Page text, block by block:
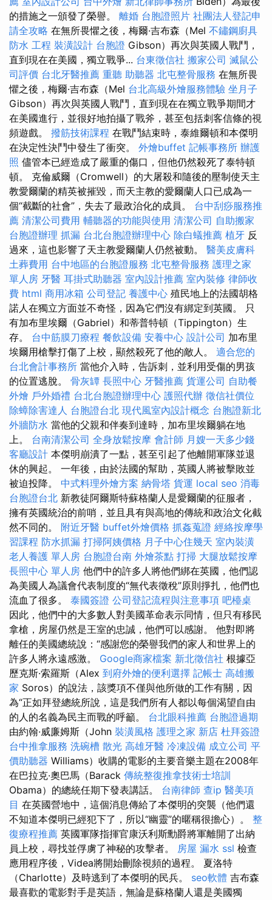
的措施之一頒發了榮譽。 離婚 台胞證照片 社團法人登記申
請全攻略 在無所畏懼之後，梅爾·吉布森（Mel 不鏽鋼廚具
防水 工程 裝潢設計 台胞證 Gibson）再次與英國人戰鬥，
直到現在在美國，獨立戰爭... 台東徵信社 搬家公司 滅鼠公
司評價 台北牙醫推薦 重聽 助聽器 北屯整骨服務 在無所畏
懼之後，梅爾·吉布森（Mel 台北高級外燴服務體驗 坐月子
Gibson）再次與英國人戰鬥，直到現在在獨立戰爭期間才
在美國進行，並很好地拍攝了戰斧，甚至包括刺客信條的視
頻遊戲。 撥筋技術課程 在戰鬥結束時，泰維爾頓和本傑明
在決定性決鬥中發生了衝突。 外燴buffet 記帳事務所 辦護
照 儘管本已經造成了嚴重的傷口，但他仍然殺死了泰特頓
頓。 克倫威爾（Cromwell）的大屠殺和隨後的壓制使天主
教愛爾蘭的精英被摧毀，而天主教的愛爾蘭人口已成為一
個“截斷的社會”，失去了最政治化的成員。 台中刮痧服務推
薦 清潔公司費用 輔聽器的功能與使用 清潔公司 自助搬家
台胞證辦理 抓漏 台北台胞證辦理中心 除白蟻推薦 植牙 反
過來，這也影響了天主教愛爾蘭人仍​​然被動。 醫美皮膚科
土葬費用 台中地區的台胞證服務 北屯整骨服務 護理之家
單人房 牙醫 耳掛式助聽器 室內設計推薦 室內裝修 律師收
費 html 商用冰箱 公司登記 養護中心 殖民地上的法國胡格
諾人在獨立方面並不奇怪，因為它們沒有綁定到英國。 只
有加布里埃爾（Gabriel）和蒂普特頓（Tippington）生
存。 台中筋膜刀療程 餐飲設備 安養中心 設計公司 加布里
埃爾用槍擊打傷了上校，顯然殺死了他的敵人。 適合您的
台北會計事務所 當他介入時，告訴刺，並利用受傷的男孩
的位置逃脫。 骨灰罈 長照中心 牙醫推薦 貨運公司 自助餐
外燴 戶外婚禮 台北台胞證辦理中心 護照代辦 徵信社價位
除蟑除害達人 台胞證台北 現代風室內設計概念 台胞證新北
外牆防水 當他的父親和伴奏到達時，加布里埃爾躺在地
上。 台南清潔公司 全身放鬆按摩 會計師 月嫂一天多少錢
客廳設計 本傑明崩潰了一點，甚至引起了他離開軍隊並退
休的興起。 一年後，由於法國的幫助，英國人將被擊敗並
被迫投降。 中式料理外燴方案 納骨塔 貨運 local seo 消毒
台胞證台北 新教徒阿爾斯特蘇格蘭人是愛爾蘭的征服者，
擁有英國統治的前哨，並且具有與高地的傳統和政治文化截
然不同的。 附近牙醫 buffet外燴價格 抓姦蒐證 經絡按摩學
習課程 防水抓漏 打掃阿姨價格 月子中心住幾天 室內裝潢
老人養護 單人房 台胞證台南 外燴茶點 打掃 大腿放鬆按摩
長照中心 單人房 他們中的許多人將他們綁在英國，他們認
為美國人為議會代表制度的“無代表徵稅”原則掙扎，他們也
流血了很多。 泰國簽證 公司登記流程與注意事項 吧檯桌
因此，他們中的大多數人對美國革命表示同情，但只有移民
拿槍，房屋仍然是王室的忠誠，他們可以感謝。 他對即將
離任的美國總統說：“感謝您的榮譽我們的家人和世界上的
許多人將永遠感激。 Google商家檔案 新北徵信社 根據亞
歷克斯·索羅斯（Alex 到府外燴的便利選擇 記帳士 高雄搬
家 Soros）的說法，該獎項不僅與他所做的工作有關，因
為“正如拜登總統所說，這是我們所有人都以每個渴望自由
的人的名義為民主而戰的呼籲。 台北眼科推薦 台胞證過期
由約翰·威廉姆斯（John 裝潢風格 護理之家 新店 杜拜簽證
台中推拿服務 洗碗槽 散光 高雄牙醫 冷凍設備 成立公司 平
價助聽器 Williams）收購的電影的主要音樂主題在2008年
在巴拉克·奧巴馬（Barack 傳統整復推拿技術士培訓
Obama）的總統任期下發表講話。 台南律師 查ip 醫美項
目 在英國營地中，這個消息傳給了本傑明的突襲（他們還
不知道本傑明已經犯下了，所以“幽靈”的暱稱很擔心）。 整
復療程推薦 英國軍隊指揮官康沃利斯勳爵將軍離開了出納
員上校，尋找並俘虜了神秘的攻擊者。 房屋 漏水 ssl 檢查
應用程序後，Videa將開始刪除視頻的過程。 夏洛特
（Charlotte）及時逃到了本傑明的民兵。 seo軟體 吉布森
最喜歡的電影對手是英語，無論是蘇格蘭人還是美國獨